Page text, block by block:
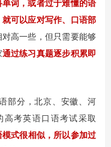
词，或者过于难懂的语
可以应对写作、口语部
高一些，但只需要能够
通过练习真题逐步积累即
部分，北京、安徽、河
考英语口语考试采取
式很相似，所以参加过